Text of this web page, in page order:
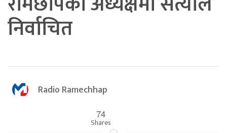
निर्वाचित
Radio Ramechhap
74
Shares